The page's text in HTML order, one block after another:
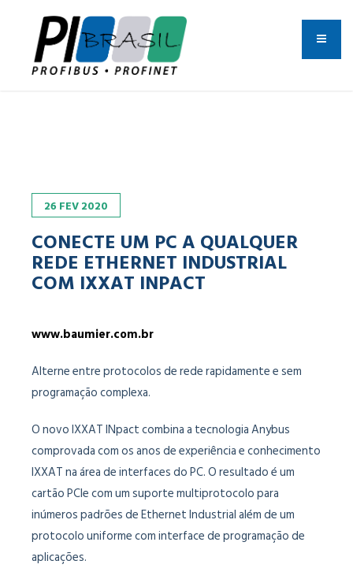
26 FEV2020
CONECTE UM PC A QUALQUER
REDE ETHERNET INDUSTRIAL
COM IXXAT INPACT
www.baumier.com.br
Alterne entre protocolos de rede rapidamente e sem
programação complexa.
O novo IXXAT INpact combina a tecnologia Anybus
comprovada com os anos de experiência e conhecimento
IXXAT na área de interfaces do PC. O resultado é um
cartão PCle com um suporte multiprotocolo para
inúmeros padrões de Ethernet Industrial além de um
protocolo uniforme com interface de programação de
aplicações.